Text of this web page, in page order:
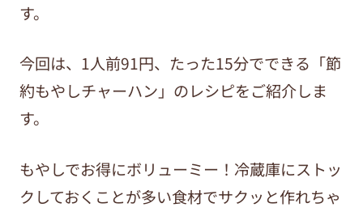
す。
今回は、1人前91円、たった15分でできる「節
約もやしチャーハン」のレシピをご紹介しま
す。
もやしでお得にボリューミー！冷蔵庫にストッ
クしておくことが多い食材でサクッと作れちゃ